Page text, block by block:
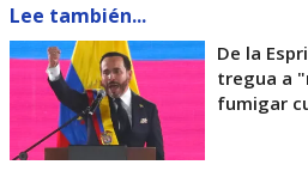
Lee también...
De la
tregua a
fumigar